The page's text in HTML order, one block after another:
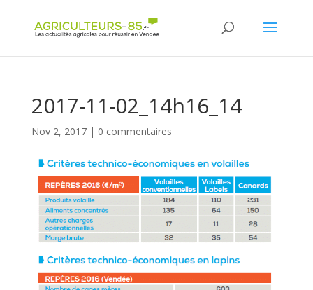
2017-11-02_14h16_14
Nov 2, 2017| 0 commentaires